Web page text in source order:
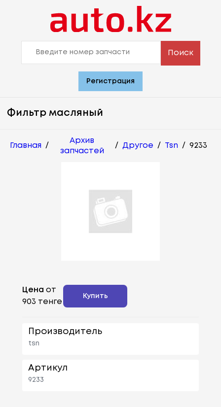
Поиск
Регистрация
Фильтр масляный
Главная /
Архив
запчастей
/ Другое / Tsn / 9233
Цена от
903 тенге
Купить
Производитель
tsn
Артикул
9233